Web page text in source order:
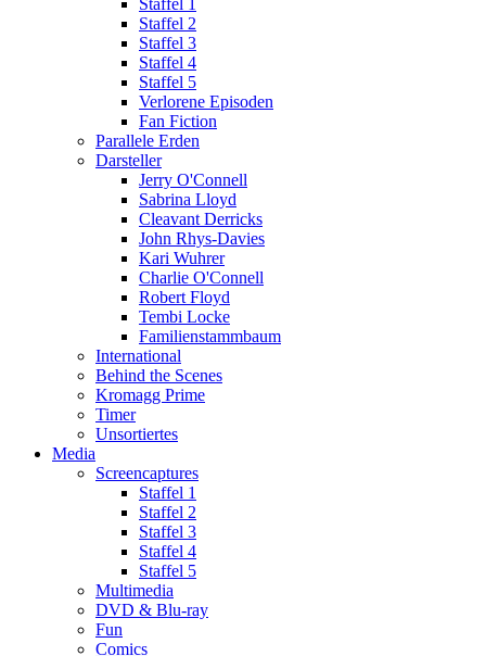
Staffel 1
Staffel 2
Staffel 3
Staffel 4
Staffel 5
Verlorene Episoden
Fan Fiction
Parallele Erden
Darsteller
Jerry O'Connell
Sabrina Lloyd
Cleavant Derricks
John Rhys-Davies
Kari Wuhrer
Charlie O'Connell
Robert Floyd
Tembi Locke
Familienstammbaum
International
Behind the Scenes
Kromagg Prime
Timer
Unsortiertes
Media
Screencaptures
Staffel 1
Staffel 2
Staffel 3
Staffel 4
Staffel 5
Multimedia
DVD & Blu-ray
Fun
Comics